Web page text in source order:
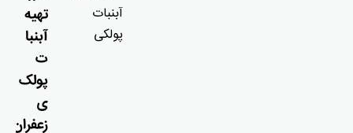
تهیه
آبنبا
ت
پولک
ی
زعفران